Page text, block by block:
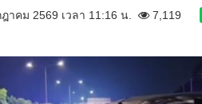
าคม 2569 เวลา 11:16 น. 7,119